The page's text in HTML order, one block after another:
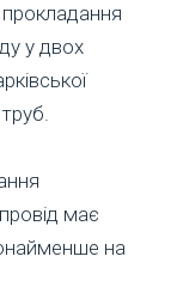
у двох
має
на